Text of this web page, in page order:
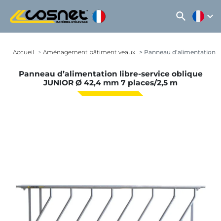
search expand_more
Accueil Aménagement bâtiment veaux Panneau d’alimentation
Panneau d’alimentation libre-service oblique
JUNIOR Ø 42,4 mm 7 places/2,5 m